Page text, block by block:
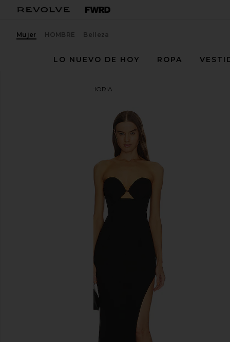
Mujer HOMBRE Belleza
LO NUEVO DE HOY
ROPA
VESTIDO EUPHORIA
favoritoELLIATT Euphoria Maxi Dress in Black
diapositivas anteriores